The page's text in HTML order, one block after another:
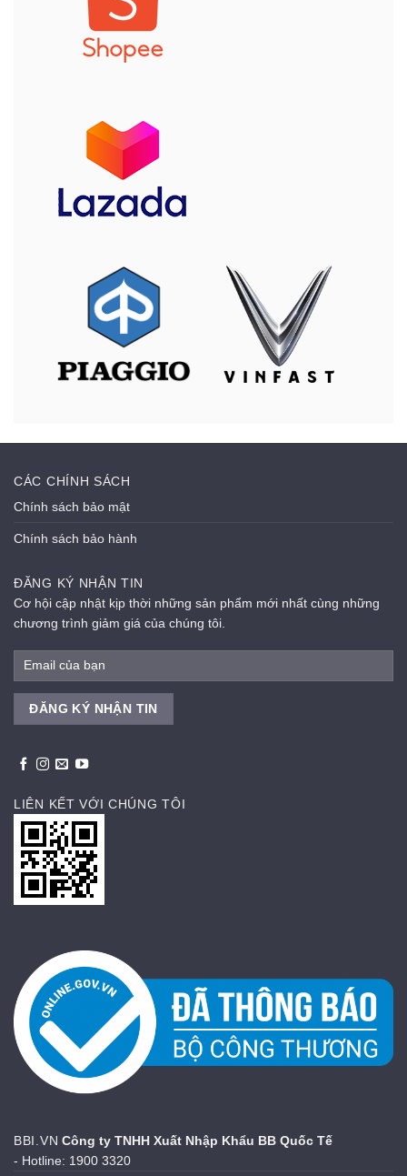
CÁC CHÍNH SÁCH
Chính sách bảo mật
Chính sách bảo hành
ĐĂNG KÝ NHẬN TIN
Cơ hội cập nhật kịp thời những sản phẩm mới nhất cùng những
chương trình giảm giá của chúng tôi.
LIÊN KẾT VỚI CHÚNG TÔI
BBI.VN Công ty TNHH Xuất Nhập Khẩu BB Quốc Tế
- Hotline: 1900 3320